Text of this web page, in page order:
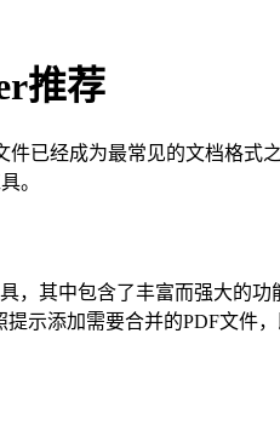
推荐
已经成为最常见的文档格
。
，其中包含了丰富而强大的
示添加需要合并的PDF文件